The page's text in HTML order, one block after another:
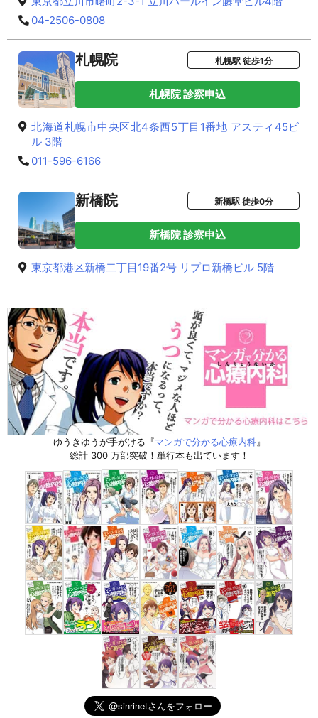
04-2506-0808
札幌院 札幌駅 徒歩1分
札幌院 診察申込
北海道札幌市中央区北4条西5丁目1番地 アスティ45ビ
ル 3階
011-596-6166
新橋院 新橋駅 徒歩0分
新橋院 診察申込
東京都港区新橋二丁目19番2号 リプロ新橋ビル 5階
ゆうきゆうが手がける『マンガで分かる心療内科』
総計 300 万部突破！単行本も出ています！